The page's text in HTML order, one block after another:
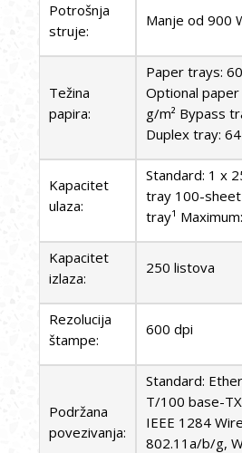
Potrošnja
struje:
Manje od 900
Težina
papira:
Paper trays:
Optional
g/m² Bypass
Duplex tray:
Kapacitet
ulaza:
Standard: 1 x
tray 100-
tray¹
Kapacitet
izlaza:
250 listova
Rezolucija
štampe:
600 dpi
Podržana
povezivanja:
Standard:
T/100 base-
IEEE 1284
802.11a/b/g,